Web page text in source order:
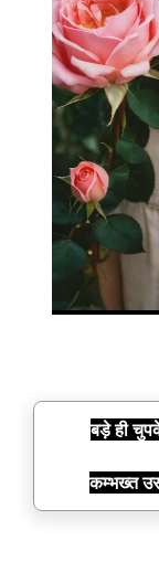
बड़े ही
कम्भख्त